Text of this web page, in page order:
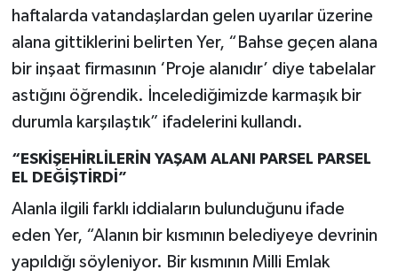
haftalarda vatandaşlardan gelen uyarılar üzerine
alana gittiklerini belirten Yer, “Bahse geçen alana
bir inşaat firmasının ‘Proje alanıdır’ diye tabelalar
astığını öğrendik. İncelediğimizde karmaşık bir
durumla karşılaştık” ifadelerini kullandı.
“ESKİŞEHİRLİLERİN YAŞAM ALANI PARSEL PARSEL
EL DEĞİŞTİRDİ”
Alanla ilgili farklı iddiaların bulunduğunu ifade
eden Yer, “Alanın bir kısmının belediyeye devrinin
yapıldığı söyleniyor. Bir kısmının Milli Emlak